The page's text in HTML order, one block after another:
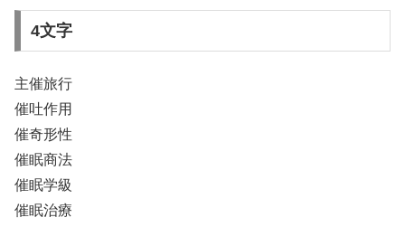
4文字
主催旅行
催吐作用
催奇形性
催眠商法
催眠学級
催眠治療